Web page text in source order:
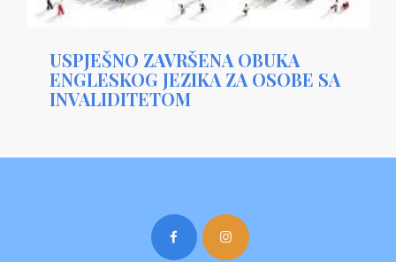
USPJEŠNO ZAVRŠENA OBUKA
ENGLESKOG JEZIKA ZA OSOBE SA
INVALIDITETOM